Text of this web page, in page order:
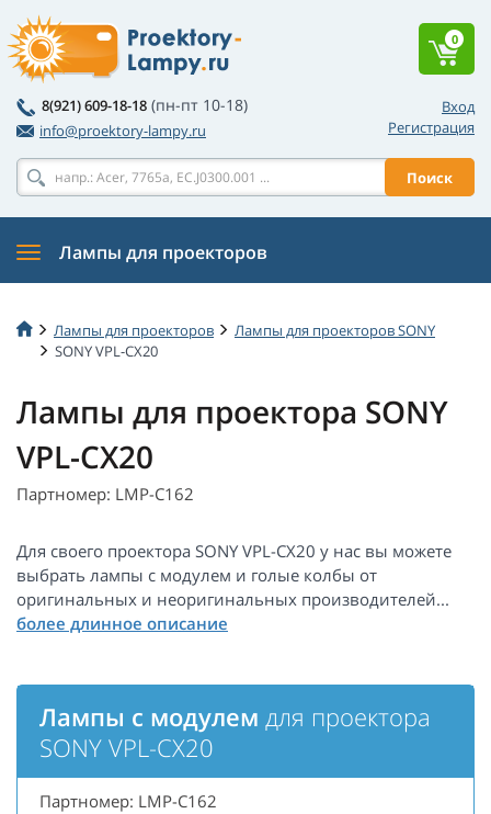
Вход
Регистрация
8(921) 609-18-18 (пн-пт 10-18)
info@proektory-lampy.ru
Поиск
0
Лампы для проекторов
Лампы для проекторов
Лампы для проекторов SONY
SONY VPL-CX20
Лампы для проектора SONY
VPL-CX20
Партномер: LMP-C162
Для своего проектора SONY VPL-CX20 у нас вы можете
выбрать лампы с модулем и голые колбы от
оригинальных и неоригинальных производителей...
Лампы с модулем для проектора
SONY VPL-CX20
Партномер: LMP-C162